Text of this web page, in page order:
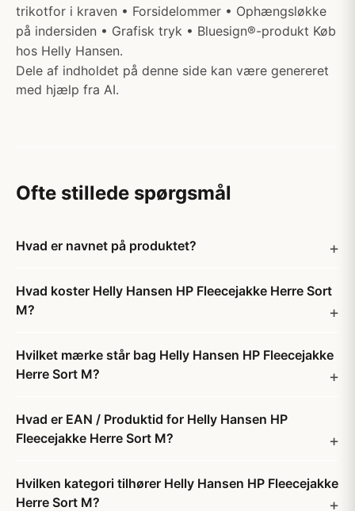
trikotfor i kraven • Forsidelommer • Ophængsløkke
på indersiden • Grafisk tryk • Bluesign®-produkt Køb
hos Helly Hansen.
Dele af indholdet på denne side kan være genereret
med hjælp fra AI.
Ofte stillede spørgsmål
Hvad er navnet på produktet?
Hvad koster Helly Hansen HP Fleecejakke Herre Sort
M?
Hvilket mærke står bag Helly Hansen HP Fleecejakke
Herre Sort M?
Hvad er EAN / Produktid for Helly Hansen HP
Fleecejakke Herre Sort M?
Hvilken kategori tilhører Helly Hansen HP Fleecejakke
Herre Sort M?